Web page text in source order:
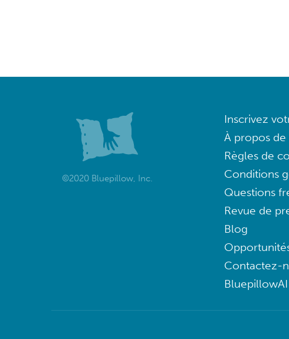
©2020 Bluepillow, Inc.
Inscrivez
À propos de
Règles de
Conditions
Questions
Revue de
Blog
Contactez-
BluepillowAI